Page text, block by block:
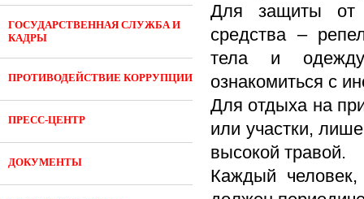
ГОСУДАРСТВЕННАЯ СЛУЖБА И
КАДРЫ
ПРОТИВОДЕЙСТВИЕ КОРРУПЦИИ
ПРЕСС-ЦЕНТР
ДОКУМЕНТЫ
Для защиты от
средства –
тела и
ознакомиться с
Для отдыха на
или участки,
высокой травой.
Каждый